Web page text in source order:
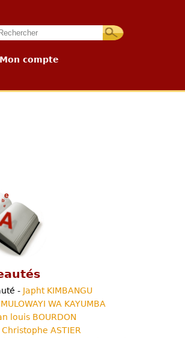
Mon compte
- Japht KIMBANGU
WA KAYUMBA
louis BOURDON
Christophe ASTIER